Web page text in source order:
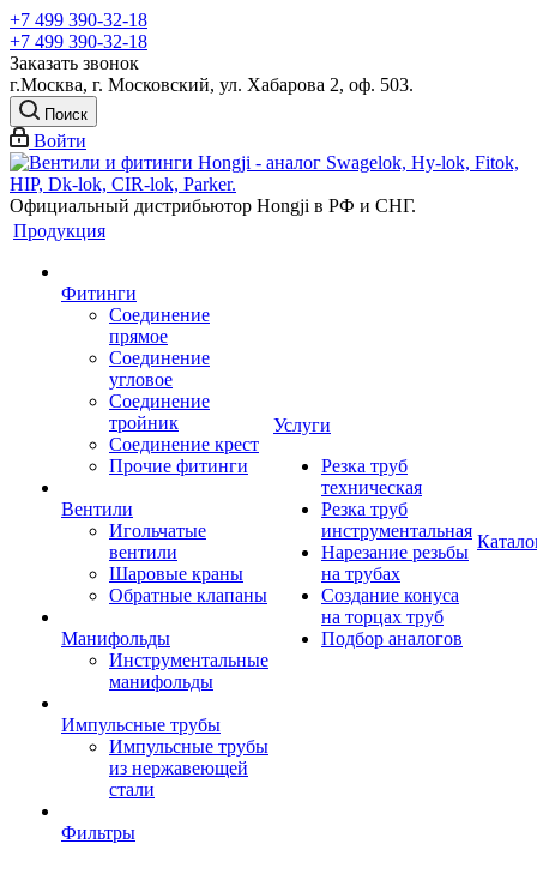
+7 499 390-32-18
+7 499 390-32-18
Заказать звонок
г.Москва, г. Московский, ул. Хабарова 2, оф. 503.
Поиск
Войти
Официальный дистрибьютор Hongji в РФ и СНГ.
Продукция
Фитинги
Соединение
прямое
Соединение
угловое
Соединение
тройник
Соединение крест
Прочие фитинги
Вентили
Игольчатые
вентили
Шаровые краны
Обратные клапаны
Манифольды
Инструментальные
манифольды
Импульсные трубы
Импульсные трубы
из нержавеющей
стали
Фильтры
Услуги
Резка труб
техническая
Резка труб
инструментальная
Нарезание резьбы
на трубах
Создание конуса
на торцах труб
Подбор аналогов